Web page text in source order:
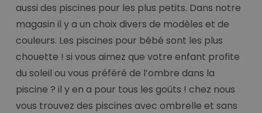
aussi des piscines pour les plus petits. Dans notre
magasin il y a un choix divers de modèles et de
couleurs. Les piscines pour bébé sont les plus
chouette ! si vous aimez que votre enfant profite
du soleil ou vous préféré de l’ombre dans la
piscine ? il y en a pour tous les goûts ! chez nous
vous trouvez des piscines avec ombrelle et sans